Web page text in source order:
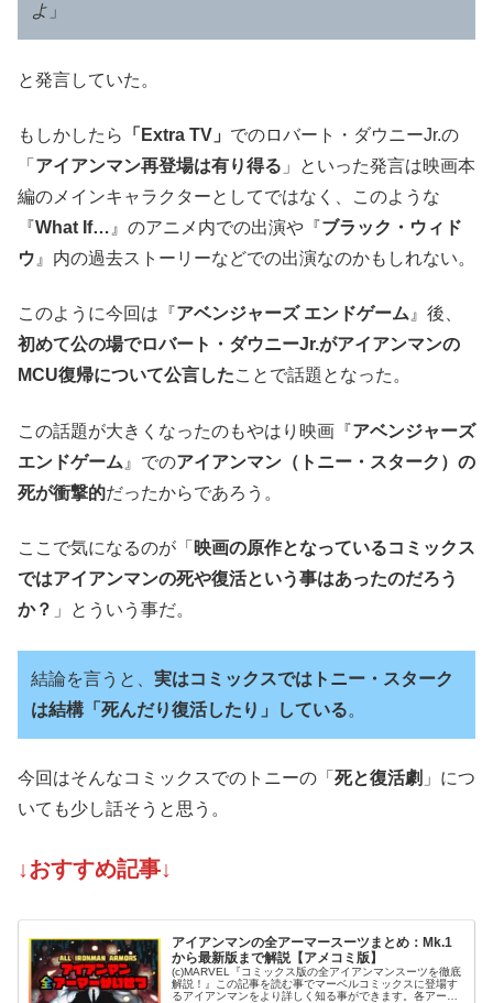
よ 」
と発言していた。
もしかしたら 「Extra TV」 でのロバート・ダウニーJr.の
「 アイアンマン再登場は有り得る 」といった発言は映画本
編のメインキャラクターとしてではなく、このような
『What If… 』のアニメ内での出演や『ブラック・ウィド
ウ 』内の過去ストーリーなどでの出演なのかもしれない。
このように今回は『アベンジャーズ エンドゲーム』後、
初めて公の場でロバート・ダウニーJr.がアイアンマンの
MCU復帰について公言したことで話題となった。
この話題が大きくなったのもやはり映画『アベンジャーズ
エンドゲーム 』でのアイアンマン（トニー・スターク）の
死が衝撃的だったからであろう。
ここで気になるのが「 映画の原作となっているコミックス
ではアイアンマンの死や復活という事はあったのだろう
か？ 」とういう事だ。
結論を言うと、 実はコミックスではトニー・スターク
は結構「死んだり復活したり」している。
今回はそんなコミックスでのトニーの「 死と復活劇 」につ
いても少し話そうと思う。
↓おすすめ記事↓
アイアンマンの全アーマースーツまとめ：Mk.1
から最新版まで解説【アメコミ版】
(c)MARVEL『コミックス版の全アイアンマンスーツを徹底
解説！』この記事を読む事でマーベルコミックスに登場す
るアイアンマンをより詳しく知る事ができます。各アーマ